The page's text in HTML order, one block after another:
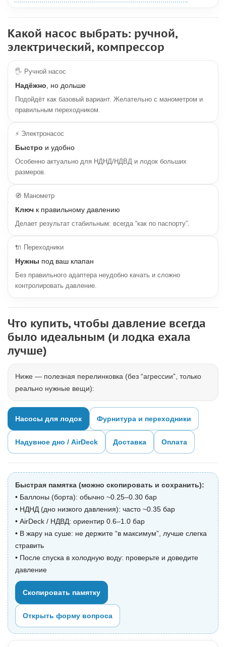
Какой насос выбрать: ручной,
электрический, компрессор
🖐 Ручной насос
Надёжно , но дольше
Подойдёт как базовый вариант. Желательно с манометром и
правильным переходником.
⚡ Электронасос
Быстро и удобно
Особенно актуально для НДНД/НДВД и лодок больших
размеров.
🧭 Манометр
Ключ к правильному давлению
Делает результат стабильным: всегда “как по паспорту”.
🔌 Переходники
Нужны под ваш клапан
Без правильного адаптера неудобно качать и сложно
контролировать давление.
Что купить, чтобы давление всегда
было идеальным (и лодка ехала
лучше)
Ниже — полезная перелинковка (без “агрессии”, только
реально нужные вещи):
Насосы для лодок Фурнитура и переходники
Надувное дно / AirDeck Доставка Оплата
Быстрая памятка (можно скопировать и сохранить):
• Баллоны (борта): обычно ~0.25–0.30 бар
• НДНД (дно низкого давления): часто ~0.35 бар
• AirDeck / НДВД: ориентир 0.6–1.0 бар
• В жару на суше: не держите “в максимум”, лучше слегка
стравить
• После спуска в холодную воду: проверьте и доведите
давление
Скопировать памятку
Открыть форму вопроса